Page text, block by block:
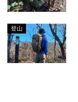
登山